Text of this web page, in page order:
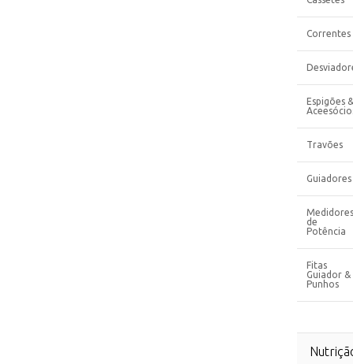
Correntes
Espigões &
Travões
Guiadores
Medidores
de
Potência
Fitas
Guiador &
Punhos